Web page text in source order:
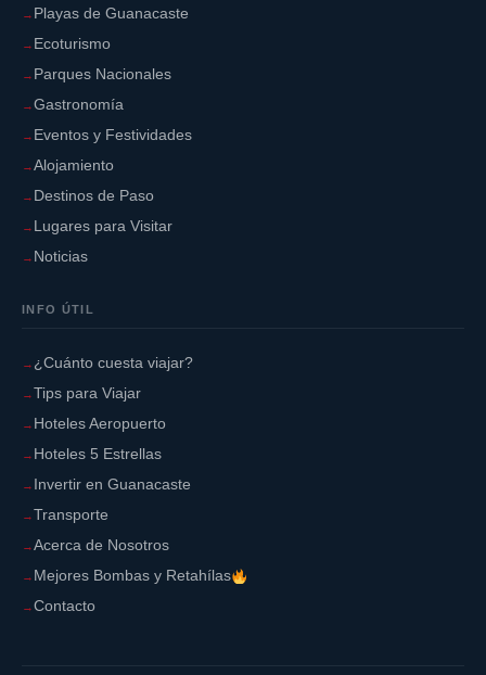
Bomba:
Playas de Guanacaste
Ecoturismo
Parques Nacionales
Gastronomía
Eventos y Festividades
Alojamiento
Destinos de Paso
Lugares para Visitar
Noticias
INFO ÚTIL
¿Cuánto cuesta viajar?
Tips para Viajar
Hoteles Aeropuerto
Hoteles 5 Estrellas
Invertir en Guanacaste
Transporte
Acerca de Nosotros
Mejores Bombas y Retahílas
Contacto